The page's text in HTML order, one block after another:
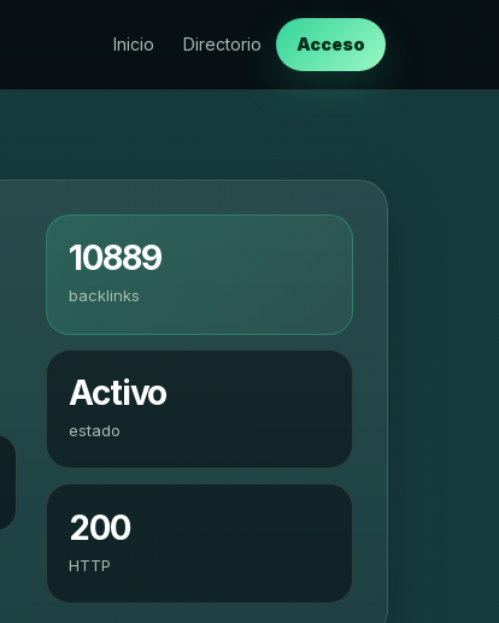
Inicio Directorio Acceso
10889
backlinks
Activo
estado
200
HTTP